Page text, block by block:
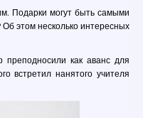
Подарки могут быть самыми
этом несколько интересных
как аванс для
встретил нанятого учителя